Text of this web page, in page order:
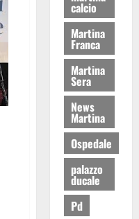
calcio
Martina
Franca
Martina
Sera
News
Martina
Ospedale
palazzo
ducale
Pd